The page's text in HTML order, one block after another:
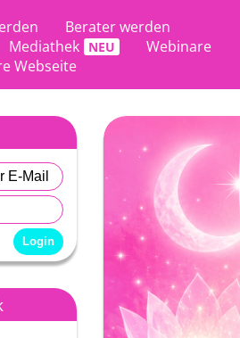
Berater werden
Mediathek
Webinare
Webseite